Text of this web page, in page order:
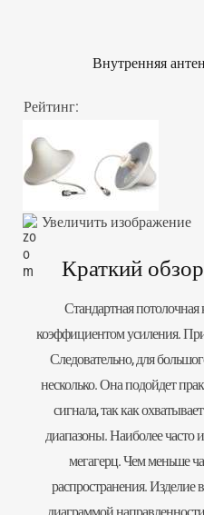
Внутренняя
Рейтинг:
Увеличить изображение
Краткий
Стандартная
коэффициентом усиления. При
Следовательно, для
несколько. Она подойдет
сигнала, так как
диапазоны. Наиболее часто
мегагерц. Чем меньше
распространения. Изделие